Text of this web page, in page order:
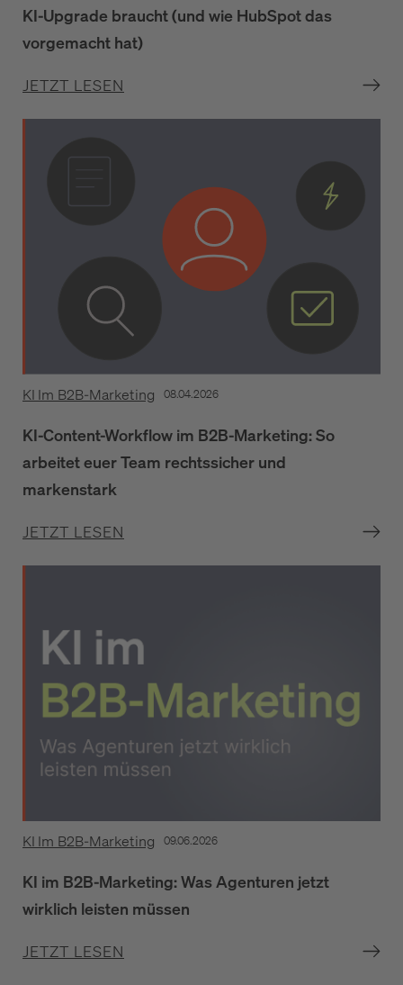
KI-Upgrade braucht (und wie HubSpot das
vorgemacht hat)
JETZT LESEN
KI Im B2B-Marketing 08.04.2026
KI-Content-Workflow im B2B-Marketing: So
arbeitet euer Team rechtssicher und
markenstark
JETZT LESEN
KI Im B2B-Marketing 09.06.2026
KI im B2B-Marketing: Was Agenturen jetzt
wirklich leisten müssen
JETZT LESEN